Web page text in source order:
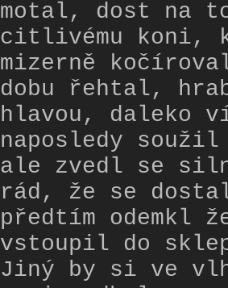
motal, dost na
citlivému koni,
mizerně
dobu řehtal,
hlavou, daleko
naposledy
ale zvedl se
rád, že se
předtím odemkl
vstoupil do
Jiný by si ve